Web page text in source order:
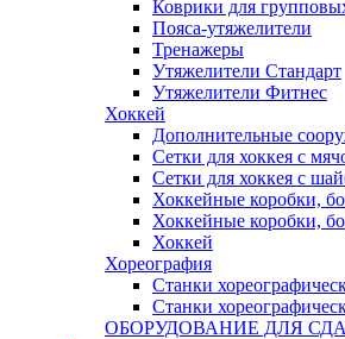
Коврики для
Пояса-утяжелители
Тренажеры
Утяжелители Стандарт
Утяжелители Фитнес
Хоккей
Дополнительные
Сетки для хоккея с
Сетки для хоккея с
Хоккейные коробки,
Хоккейные коробки,
Хоккей
Хореография
Станки
Станки
ОБОРУДОВАНИЕ ДЛЯ